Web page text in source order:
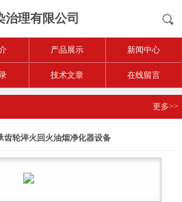
理有限公司
产品展示 新闻中心
技术文章 在线留言
更多>>
齿轮淬火回火油烟净化器设备